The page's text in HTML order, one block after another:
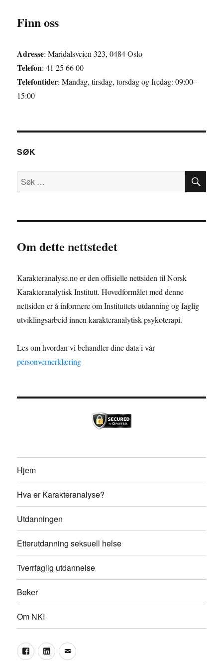
Finn oss
Adresse: Maridalsveien 323, 0484 Oslo
Telefon: 41 25 66 00
Telefontider: Mandag, tirsdag, torsdag og fredag: 09:00–
15:00
SØK
Søk
etter:
SØK
Om dette nettstedet
Karakteranalyse.no er den offisielle nettsiden til Norsk
Karakteranalytisk Institutt. Hovedformålet med denne
nettsiden er å informere om Instituttets utdanning og faglig
utviklingsarbeid innen karakteranalytisk psykoterapi.
Les om hvordan vi behandler dine data i vår
personvernerklæring
Hjem
Hva er Karakteranalyse?
Utdanningen
Etterutdanning seksuell helse
Tverrfaglig utdannelse
Bøker
Om NKI
FacebookLinkedInEpost